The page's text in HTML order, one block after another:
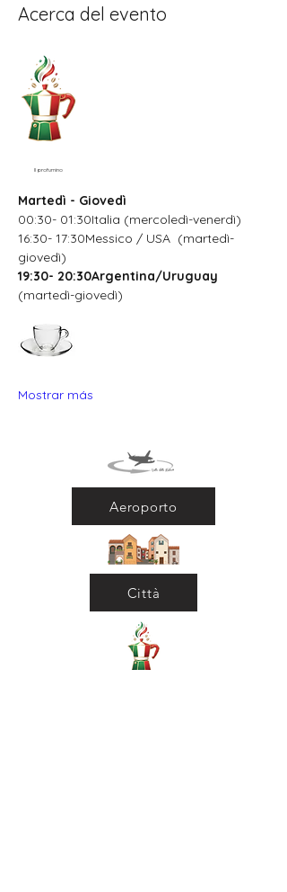
Acerca del evento
Il profumino
Martedì - Giovedì
00:30- 01:30Italia (mercoledì-venerdì)
16:30- 17:30Messico / USA  (martedì-
giovedì)
19:30- 20:30Argentina/Uruguay
(martedì-giovedì)
Mostrar más
Aeroporto
Città